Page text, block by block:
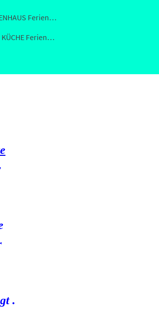
PREISE FERIENHAUS Ferienwohnung Fewo in Leer
AMELSBERG KÜCHE Ferienhaus Fewo 26789 Leer
.